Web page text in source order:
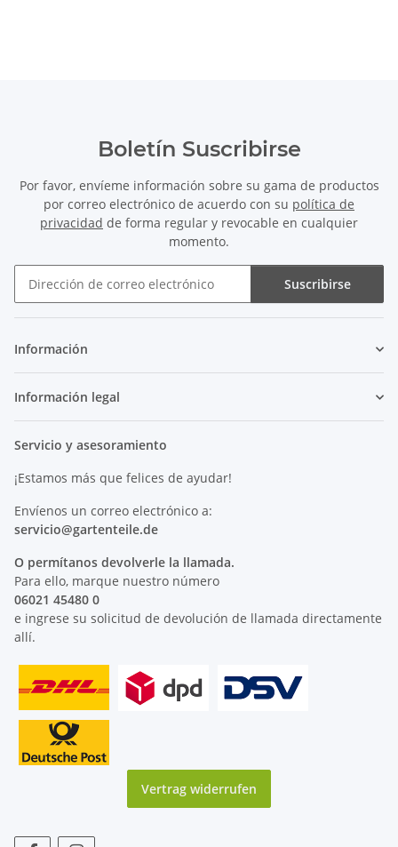
Boletín Suscribirse
Por favor, envíeme información sobre su gama de productos
por correo electrónico de acuerdo con su política de
privacidad de forma regular y revocable en cualquier
momento.
Suscribirse
Información
Información legal
Servicio y asesoramiento
¡Estamos más que felices de ayudar!
Envíenos un correo electrónico a:
servicio@gartenteile.de
O permítanos devolverle la llamada.
Para ello, marque nuestro número
06021 45480 0
e ingrese su solicitud de devolución de llamada directamente
allí.
Vertrag widerrufen